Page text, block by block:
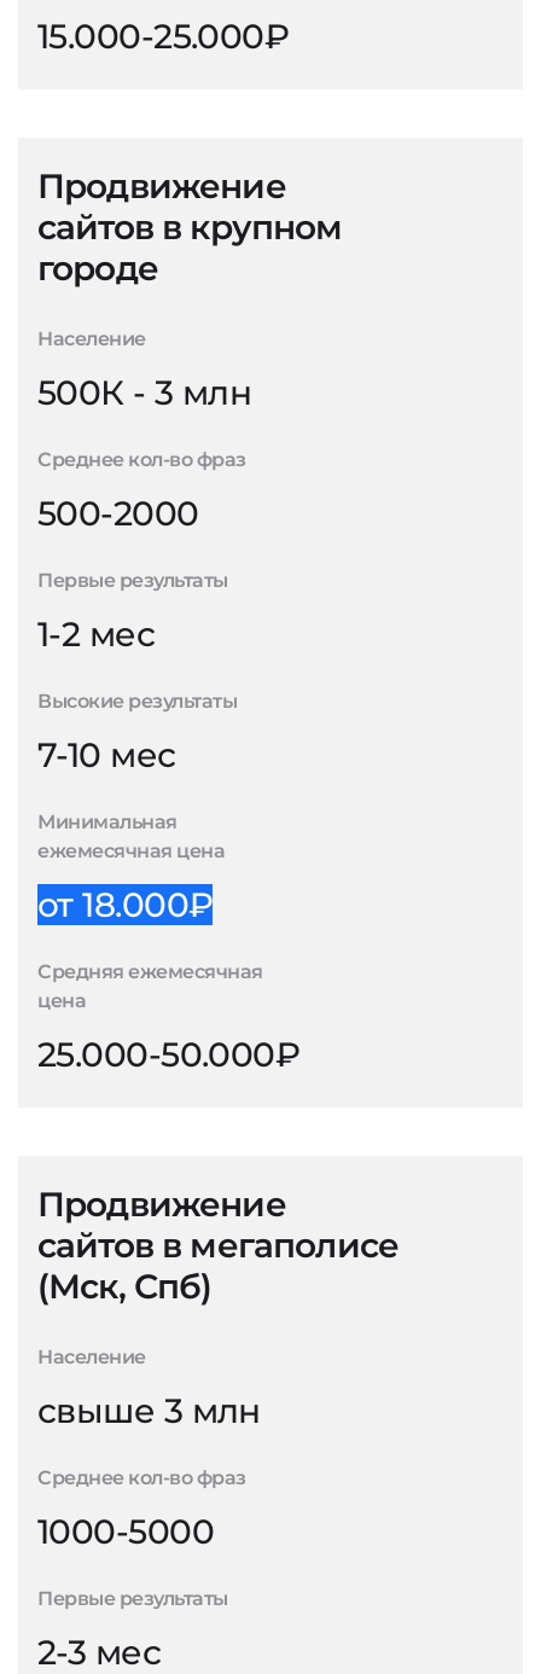
15.000-25.000₽
Продвижение
сайтов в крупном
городе
Население
500К - 3 млн
Среднее кол-во фраз
500-2000
Первые результаты
1-2 мес
Высокие результаты
7-10 мес
Минимальная
ежемесячная цена
от 18.000₽
Средняя ежемесячная
цена
25.000-50.000₽
Продвижение
сайтов в мегаполисе
(Мск, Спб)
Население
свыше 3 млн
Среднее кол-во фраз
1000-5000
Первые результаты
2-3 мес